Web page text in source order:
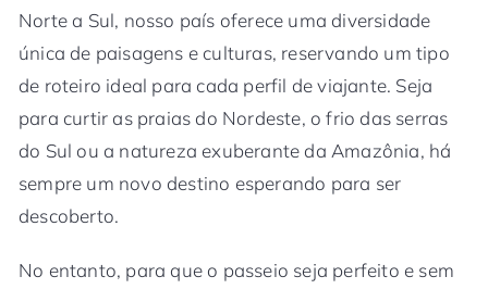
Norte a Sul, nosso país oferece uma diversidade
única de paisagens e culturas, reservando um tipo
de roteiro ideal para cada perfil de viajante. Seja
para curtir as praias do Nordeste, o frio das serras
do Sul ou a natureza exuberante da Amazônia, há
sempre um novo destino esperando para ser
descoberto.
No entanto, para que o passeio seja perfeito e sem